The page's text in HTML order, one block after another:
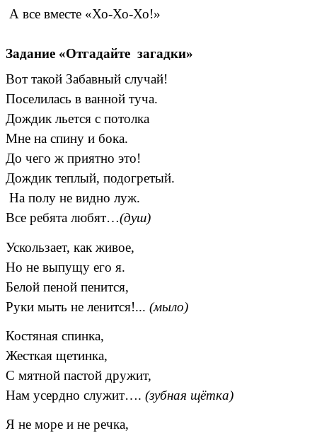
А все вместе «Хо-Хо-Хо!»
Задание «Отгадайте загадки»
Вот такой Забавный случай!
Поселилась в ванной туча.
Дождик льется с потолка
Мне на спину и бока.
До чего ж приятно это!
Дождик теплый, подогретый.
На полу не видно луж.
Все ребята любят…(душ)
Ускользает, как живое,
Но не выпущу его я.
Белой пеной пенится,
Руки мыть не ленится!... (мыло)
Костяная спинка,
Жесткая щетинка,
С мятной пастой дружит,
Нам усердно служит…. (зубная щётка)
Я не море и не речка,